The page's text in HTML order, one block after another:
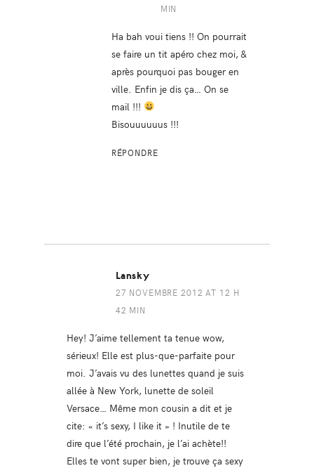
MIN
Ha bah voui tiens !! On pourrait
se faire un tit apéro chez moi, &
après pourquoi pas bouger en
ville. Enfin je dis ça… On se
mail !!!
Bisouuuuuus !!!
RÉPONDRE
Lansky
27 NOVEMBRE 2012 AT 12 H
42 MIN
Hey! J’aime tellement ta tenue wow,
sérieux! Elle est plus-que-parfaite pour
moi. J’avais vu des lunettes quand je suis
allée à New York, lunette de soleil
Versace… Même mon cousin a dit et je
cite: « it’s sexy, I like it » ! Inutile de te
dire que l’été prochain, je l’ai achète!!
Elles te vont super bien, je trouve ça sexy